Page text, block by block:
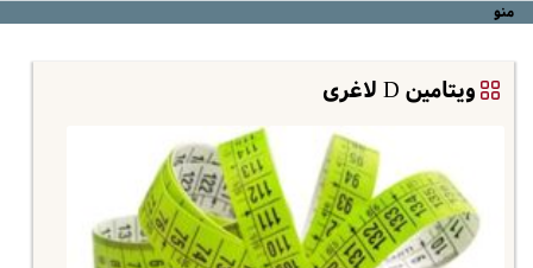
منو
ویتامین D لاغری